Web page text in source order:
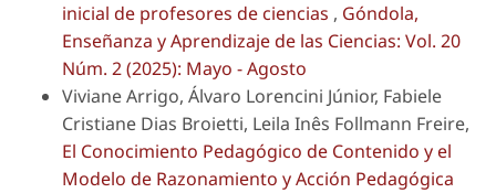
inicial de profesores de ciencias , Góndola,
Enseñanza y Aprendizaje de las Ciencias: Vol. 20
Núm. 2 (2025): Mayo - Agosto
Viviane Arrigo, Álvaro Lorencini Júnior, Fabiele
Cristiane Dias Broietti, Leila Inês Follmann Freire,
El Conocimiento Pedagógico de Contenido y el
Modelo de Razonamiento y Acción Pedagógica